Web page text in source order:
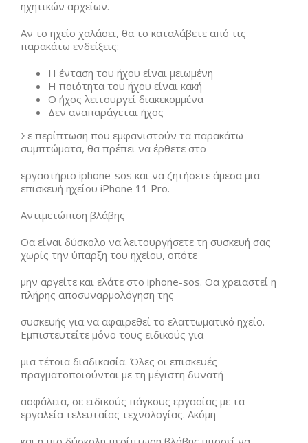
ηχητικών αρχείων.
Αν το ηχείο χαλάσει, θα το καταλάβετε από τις
παρακάτω ενδείξεις:
Η ένταση του ήχου είναι μειωμένη
Η ποιότητα του ήχου είναι κακή
Ο ήχος λειτουργεί διακεκομμένα
Δεν αναπαράγεται ήχος
Σε περίπτωση που εμφανιστούν τα παρακάτω
συμπτώματα, θα πρέπει να έρθετε στο
εργαστήριο iphone-sos και να ζητήσετε άμεσα μια
επισκευή ηχείου iPhone 11 Pro.
Αντιμετώπιση βλάβης
Θα είναι δύσκολο να λειτουργήσετε τη συσκευή σας
χωρίς την ύπαρξη του ηχείου, οπότε
μην αργείτε και ελάτε στο iphone-sos. Θα χρειαστεί η
πλήρης αποσυναρμολόγηση της
συσκευής για να αφαιρεθεί το ελαττωματικό ηχείο.
Εμπιστευτείτε μόνο τους ειδικούς για
μια τέτοια διαδικασία. Όλες οι επισκευές
πραγματοποιούνται με τη μέγιστη δυνατή
ασφάλεια, σε ειδικούς πάγκους εργασίας με τα
εργαλεία τελευταίας τεχνολογίας. Ακόμη